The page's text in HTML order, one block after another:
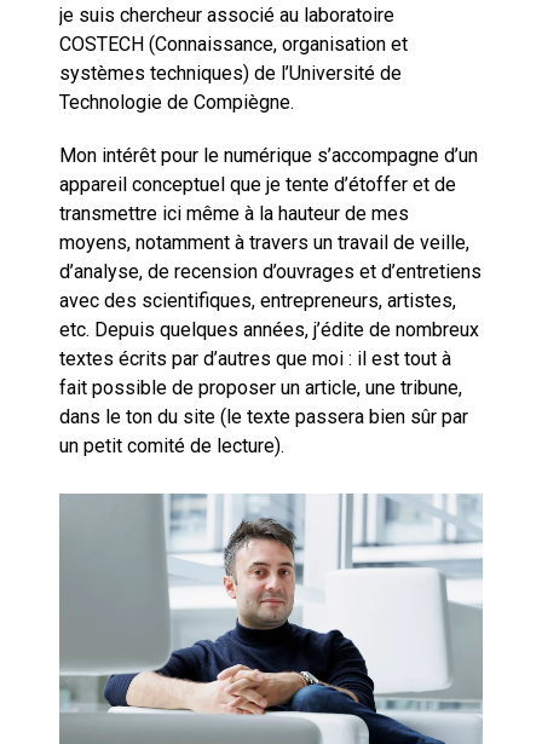
En Seine-et-Marne, le projet de
Campus IA doit sortir des
champs : « On impose et copie
le gigantisme états-unien »
laver, et l’intelligence artificielle
La vaste blague du macronisme
crypto-spatial
Technostress et IA générative :
le remplacement n’est pas le
cœur du problème
je suis chercheur associé au laboratoire
COSTECH (Connaissance, organisation et
systèmes techniques) de l’Université de
Technologie de Compiègne.
Mon intérêt pour le numérique s’accompagne d’un
appareil conceptuel que je tente d’étoffer et de
transmettre ici même à la hauteur de mes
moyens, notamment à travers un travail de veille,
d’analyse, de recension d’ouvrages et d’entretiens
avec des scientifiques, entrepreneurs, artistes,
etc. Depuis quelques années, j’édite de nombreux
textes écrits par d’autres que moi : il est tout à
fait possible de proposer un article, une tribune,
dans le ton du site (le texte passera bien sûr par
un petit comité de lecture).